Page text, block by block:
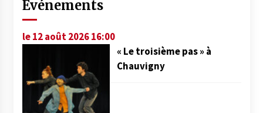
Événements
le 12 août 2026 16:00
« Le troisième pas » à
Chauvigny